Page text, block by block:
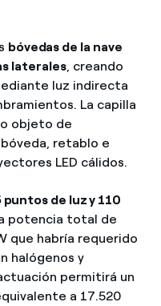
bóvedas de la nave
laterales, creando
luz indirecta
La capilla
objeto de
retablo e
LED cálidos.
puntos de luz y 110
potencia total de
que habría requerido
halógenos y
permitirá un
a 17.520